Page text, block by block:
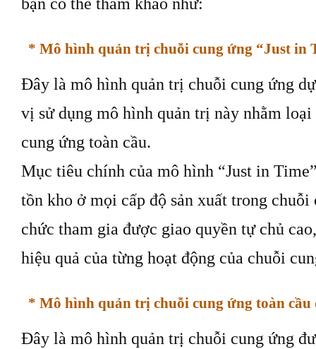
* Mô hình quản trị chuỗi cung ứng “Just in
Đây là mô hình quản trị chuỗi cung ứng
vị sử dụng mô hình quản trị này nhằm
cung ứng toàn cầu.
Mục tiêu chính của mô hình “Just in
tồn kho ở mọi cấp độ sản xuất trong
chức tham gia được giao quyền tự chủ
hiệu quả của từng hoạt động của chuỗi
* Mô hình quản trị chuỗi cung ứng toàn
Đây là mô hình quản trị chuỗi cung ứng